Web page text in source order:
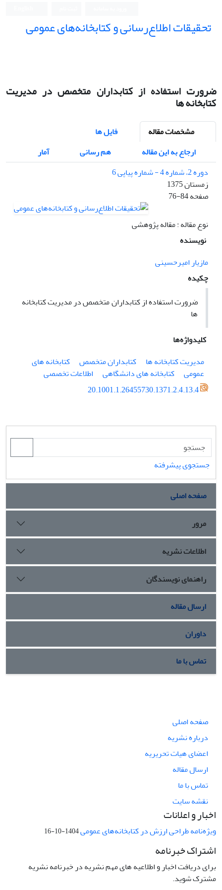
تحقیقات اطلاع‌رسانی و کتابخانه‌های عمومی
ضرورت استفاده از کتابداران متخصص در مدیریت
کتابخانه ها
مشخصات مقاله
فایل ها
ارجاع به این مقاله
هم رسانی
آمار
دوره 2، شماره 4 - شماره پیاپی 6
زمستان 1375
صفحه76-84
نوع مقاله : مقاله پژوهشی
نویسنده
مازیار امیرحسینی
چکیده
ضرورت استفاده از کتابداران متخصص در مدیریت کتابخانه
ها
کلیدواژه‌ها
مدیریت کتابخانه ها
کتابداران متخصص
کتابخانه های
عمومی
کتابخانه های دانشگاهی
اطلاعات تخصصی
20.1001.1.26455730.1371.2.4.13.4
جستجوی پیشرفته
صفحه اصلی
مرور
اطلاعات نشریه
راهنمای نویسندگان
ارسال مقاله
داوران
تماس با ما
صفحه اصلی
درباره نشریه
اعضای هیات تحریریه
ارسال مقاله
تماس با ما
نقشه سایت
اخبار و اعلانات
ویژه‌نامه طراحی ارزش در کتابخانه‌های عمومی1404-10-16
اشتراک خبرنامه
برای دریافت اخبار و اطلاعیه های مهم نشریه در خبرنامه نشریه
مشترک شوید.